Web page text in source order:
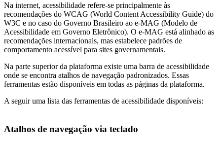
Na internet, acessibilidade refere-se principalmente às
recomendações do WCAG (World Content Accessibility Guide) do
W3C e no caso do Governo Brasileiro ao e-MAG (Modelo de
Acessibilidade em Governo Eletrônico). O e-MAG está alinhado as
recomendações internacionais, mas estabelece padrões de
comportamento acessível para sites governamentais.
Na parte superior da plataforma existe uma barra de acessibilidade
onde se encontra atalhos de navegação padronizados. Essas
ferramentas estão disponíveis em todas as páginas da plataforma.
A seguir uma lista das ferramentas de acessibilidade disponíveis:
Atalhos de navegação via teclado